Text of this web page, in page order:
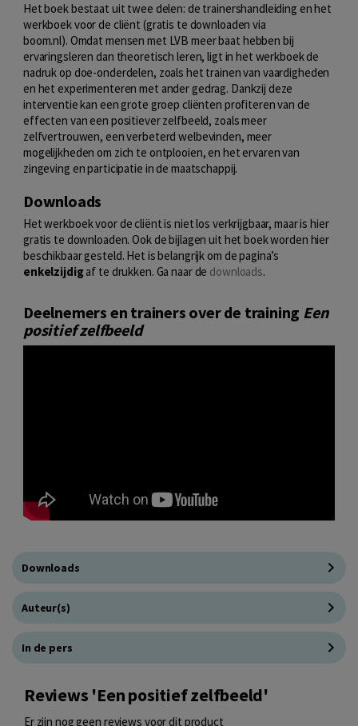
Het boek bestaat uit twee delen: de trainershandleiding en het
werkboek voor de cliënt (gratis te downloaden via
boom.nl). Omdat mensen met LVB meer baat hebben bij
ervaringsleren dan theoretisch leren, ligt in het werkboek de
nadruk op doe-onderdelen, zoals het trainen van vaardigheden
en het experimenteren met ander gedrag. Dankzij deze
interventie kan een grote groep cliënten profiteren van de
effecten van een positiever zelfbeeld, zoals meer
zelfvertrouwen, een verbeterd welbevinden, meer
mogelijkheden om zich te ontplooien, en het ervaren van
zingeving en participatie in de maatschappij.
Downloads
Het werkboek voor de cliënt is niet los verkrijgbaar, maar is hier
gratis te downloaden. Ook de bijlagen uit het boek worden hier
beschikbaar gesteld. Het is belangrijk om de pagina’s
enkelzijdigaf te drukken. Ga naar de downloads.
Deelnemers en trainers over de training Een
positief zelfbeeld
Downloads
Auteur(s)
In de pers
Reviews 'Een positief zelfbeeld'
Er zijn nog geen reviews voor dit product